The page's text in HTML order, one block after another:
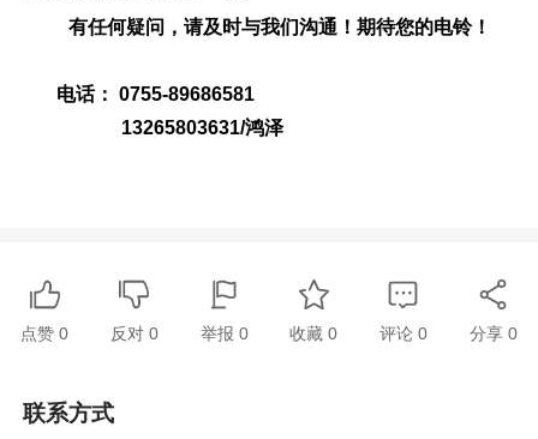
有任何疑问，请及时与我们沟通！期待您的电铃！
电话： 0755-89686581
13265803631/鸿泽
点赞0 反对 0 举报 0 收藏 0 评论 0 分享 0
联系方式